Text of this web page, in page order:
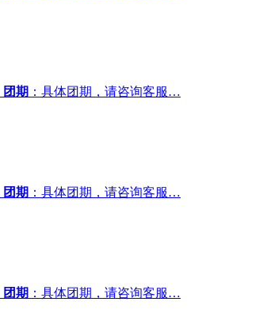
团期 ：具体团期，请咨询客服…
团期 ：具体团期，请咨询客服…
团期 ：具体团期，请咨询客服…